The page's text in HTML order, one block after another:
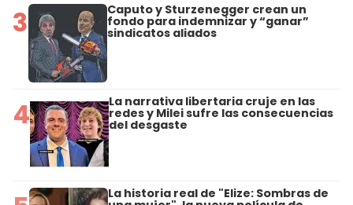
3 Caputo y Sturzenegger crean un
fondo para indemnizar y “ganar”
sindicatos aliados
4 La narrativa libertaria cruje en las
redes y Milei sufre las consecuencias
del desgaste
La historia real de "Elize: Sombras de